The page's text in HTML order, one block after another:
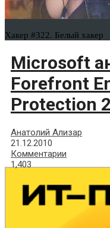
Хакер #322. Белый хакер
Microsoft
Forefront
Protection
Анатолий Ализар
21.12.2010
Комментарии
1,403